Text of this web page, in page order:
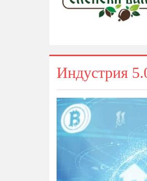
Индустрия